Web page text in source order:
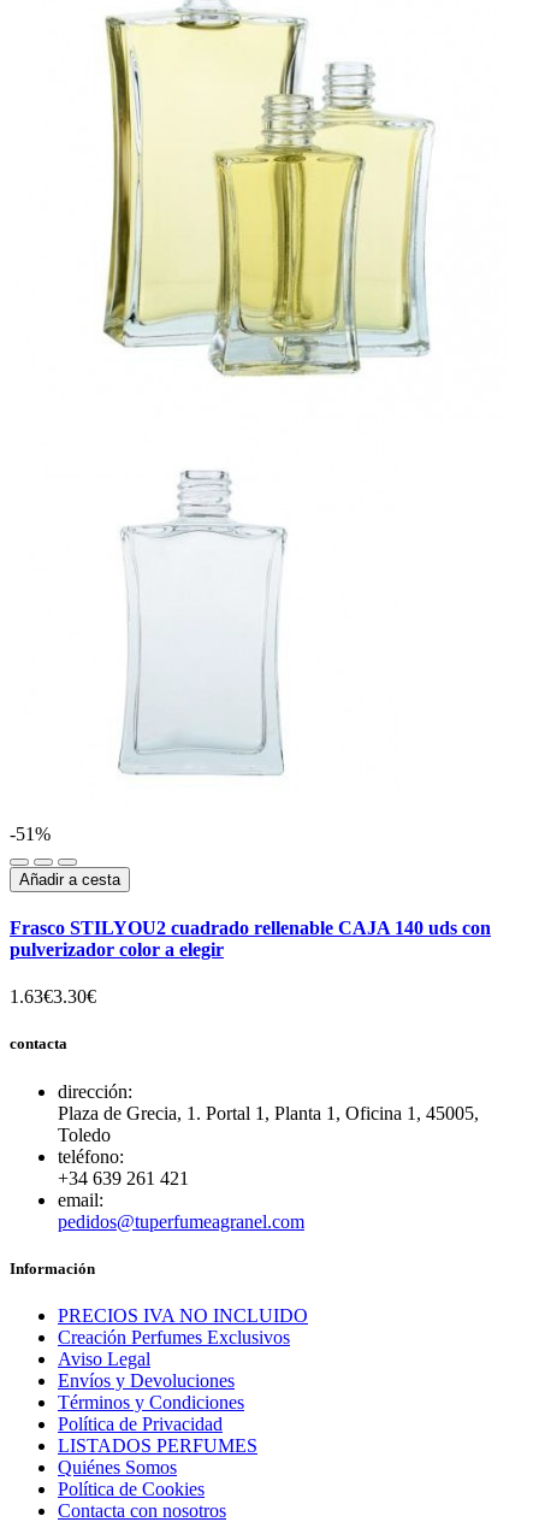
-51%
Añadir a cesta
Frasco STILYOU2 cuadrado rellenable CAJA 140 uds con
pulverizador color a elegir
1.63€3.30€
contacta
dirección:
Plaza de Grecia, 1. Portal 1, Planta 1, Oficina 1, 45005,
Toledo
teléfono:
+34 639 261 421
email:
pedidos@tuperfumeagranel.com
Información
PRECIOS IVA NO INCLUIDO
Creación Perfumes Exclusivos
Aviso Legal
Envíos y Devoluciones
Términos y Condiciones
Política de Privacidad
LISTADOS PERFUMES
Quiénes Somos
Política de Cookies
Contacta con nosotros